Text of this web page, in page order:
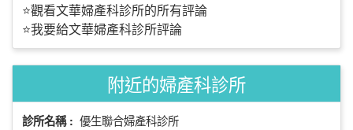
⭐觀看文華婦產科診所的所有評論
⭐我要給文華婦產科診所評論
附近的婦產科診所
診所名稱 : 優生聯合婦產科診所